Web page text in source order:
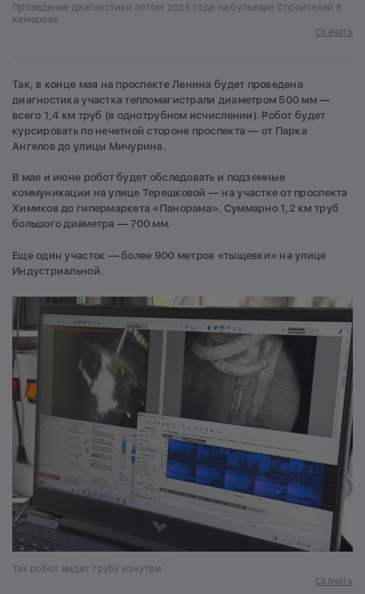
Проведение диагностики летом 2025 года на бульваре Строителей в
Кемерове
Скачать
Так, в конце мая на проспекте Ленина будет проведена
диагностика участка тепломагистрали диаметром 500 мм —
всего 1,4 км труб (в однотрубном исчислении). Робот будет
курсировать по нечетной стороне проспекта — от Парка
Ангелов до улицы Мичурина.
В мае и июне робот будет обследовать и подземные
коммуникации на улице Терешковой — на участке от проспекта
Химиков до гипермаркета «Панорама». Суммарно 1,2 км труб
большого диаметра — 700 мм.
Еще один участок — более 900 метров «тыщевки» на улице
Индустриальной.
Так робот видит трубу изнутри
Скачать